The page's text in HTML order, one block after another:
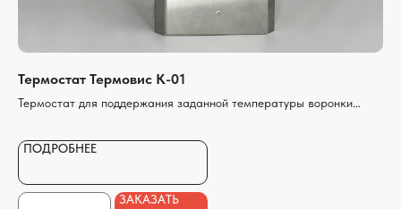
Термостат Термовис К-01
Термостат для поддержания заданной температуры воронки
ПОДРОБНЕЕ
ЗАКАЗАТЬ
ООО «ЛАБОРАТОРНЫЕ ТЕХНОЛОГИИ»